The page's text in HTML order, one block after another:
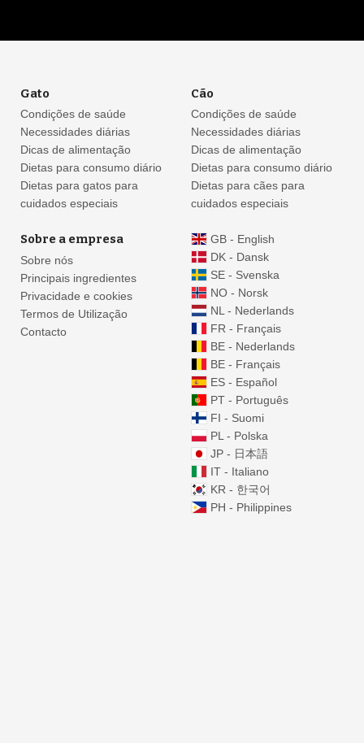
Gato
Condições de saúde
Necessidades diárias
Dicas de alimentação
Dietas para consumo diário
Dietas para gatos para
cuidados especiais
Cão
Condições de saúde
Necessidades diárias
Dicas de alimentação
Dietas para consumo diário
Dietas para cães para
cuidados especiais
Sobre a empresa
Sobre nós
Principais ingredientes
Privacidade e cookies
Termos de Utilização
Contacto
GB - English
DK - Dansk
SE - Svenska
NO - Norsk
NL - Nederlands
FR - Français
BE - Nederlands
BE - Français
ES - Español
PT - Português
FI - Suomi
PL - Polska
JP - 日本語
IT - Italiano
KR - 한국어
PH - Philippines